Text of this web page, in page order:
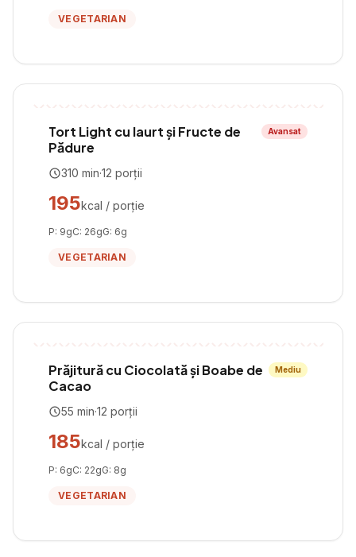
VEGETARIAN
Tort Light cu Iaurt și Fructe de
Pădure
Avansat
310 min·12 porții
195kcal / porție
P: 9gC: 26gG: 6g
VEGETARIAN
Prăjitură cu Ciocolată și Boabe de
Cacao
Mediu
55 min·12 porții
185kcal / porție
P: 6gC: 22gG: 8g
VEGETARIAN